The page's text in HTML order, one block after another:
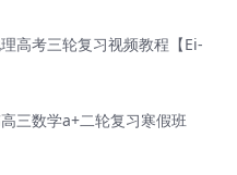
高考三轮复习视频教程【Ei-
三数学a+二轮复习寒假班